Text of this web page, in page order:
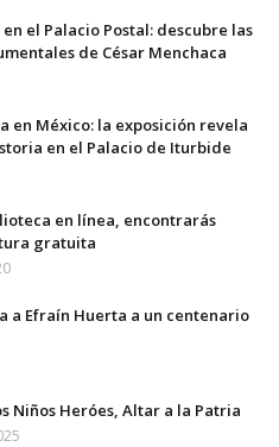
el Palacio Postal: descubre las
de César Menchaca
en México: la exposición revela
en el Palacio de Iturbide
en línea, encontrarás
gratuita
a Efraín Huerta a un centenario
Niños Heróes, Altar a la Patria